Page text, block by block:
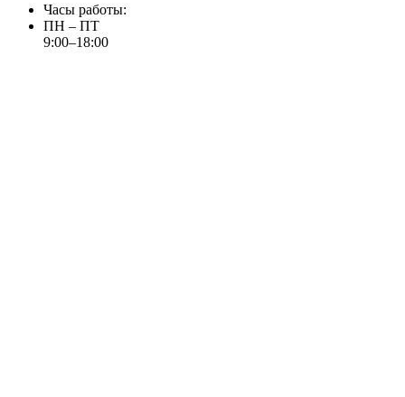
Часы работы:
ПН – ПТ
9:00–18:00